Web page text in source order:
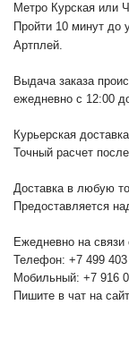
Метро Курская или
Пройти 10 минут до
Артплей.
Выдача заказа
ежедневно с 12:00
Курьерская
Точный расчет
Доставка в любую
Предоставляется
Ежедневно на
Телефон: +7 499 403
Мобильный: +7 916
Пишите в чат на